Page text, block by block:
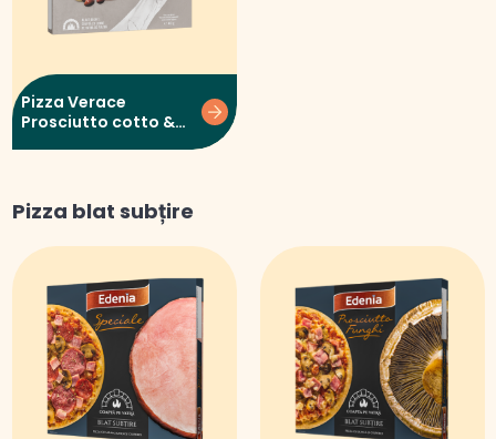
Pizza Verace
Prosciutto cotto &
Pizza blat subțire